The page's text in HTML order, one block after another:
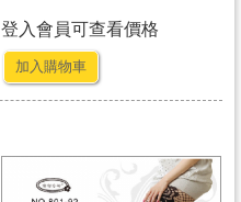
登入會員可查看價格
加入購物車